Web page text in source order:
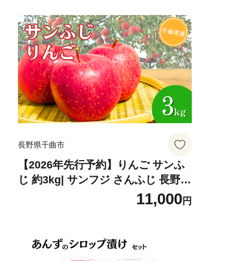
長野県千曲市
【2026年先行予約】りんご サンふ
じ 約3kg| サンフジ さんふじ 長野県
産 リンゴ 林檎 アップル ふじ フジ
3kg 果物 くだもの フルーツ 産地直
長野 千曲市
11,000円